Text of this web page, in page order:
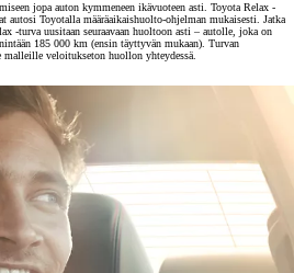
jopa auton kymmeneen ikävuoteen asti. Toyota Relax -
Toyotalla määräaikaishuolto-ohjelman mukaisesti. Jatka
-turva uusitaan seuraavaan huoltoon asti – autolle, joka on
185 000 km (ensin täyttyvän mukaan). Turvan
veloitukseton huollon yhteydessä.